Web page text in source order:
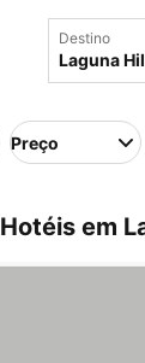
Destino
Preço
Hotéis em